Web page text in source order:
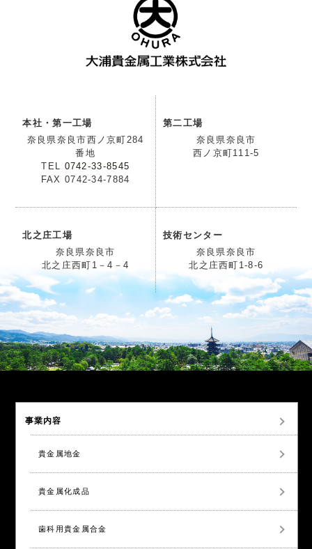
本社・第一工場
奈良県奈良市西ノ京町284
番地
TEL 0742-33-8545
FAX 0742-34-7884
第二工場
奈良県奈良市
西ノ京町111-5
北之庄工場
奈良県奈良市
北之庄西町1－4－4
技術センター
奈良県奈良市
北之庄西町1-8-6
事業内容
貴金属地金
貴金属化成品
歯科用貴金属合金